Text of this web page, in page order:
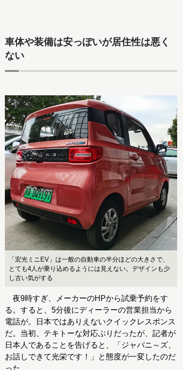
車体や装備は安っぽいが居住性は悪く
ない
「宏光ミニEV」は一般の自動車の半分ほどの大きさで、
とても4人が乗り込めるようには見えない。デザインも少
し古い気がする
夜9時すぎ、メーカーのHPから試乗予約をす
る。すると、5分後にディーラーの営業担当から
電話が。日本ではありえないクイックレスポンス
だ。当初、テキトーな対応ぶりだったが、記者が
日本人であることを告げると、「ジャパニ～ズ、
お話しできて光栄です！」と態度が一変したのだ